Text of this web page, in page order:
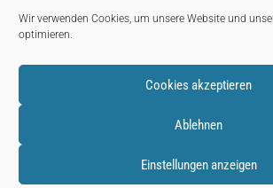
Wir verwenden Cookies, um unsere Website und
optimieren.
Cookies akzeptieren
Ablehnen
Einstellungen anzeigen
COOKIE
Copyright © 2026